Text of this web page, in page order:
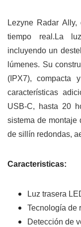
Lezyne Radar
tiempo real. La
incluyendo un
lúmenes. Su
(IPX7), compacta
características
USB-C, hasta 20
sistema de montaje
de sillín redondas,
Caracteristicas:
Luz trasera
Tecnología de
Detección de